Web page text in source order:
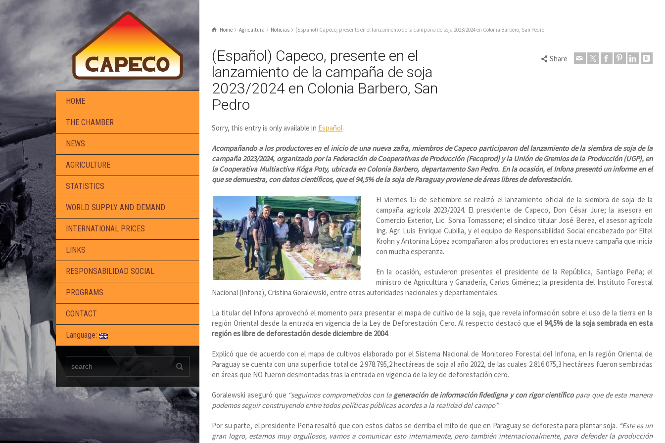
HOME
THE CHAMBER
NEWS
AGRICULTURE
STATISTICS
WORLD SUPPLY AND DEMAND
INTERNATIONAL PRICES
LINKS
RESPONSABILIDAD SOCIAL
PROGRAMS
CONTACT
Language:
Home Agricultura Noticias (Español) Capeco, presente en el lanzamiento de la campaña de soja 2023/2024 en Colonia Barbero, San Pedro
(Español) Capeco, presente en el
lanzamiento de la campaña de soja
2023/2024 en Colonia Barbero, San
Pedro
Share
Sorry, this entry is only available in Español.
Acompañando a los productores en el inicio de una nueva zafra, miembros de Capeco participaron del lanzamiento de la siembra de soja de la
campaña 2023/2024, organizado por la Federación de Cooperativas de Producción (Fecoprod) y la Unión de Gremios de la Producción (UGP), en
la Cooperativa Multiactiva Kóga Poty, ubicada en Colonia Barbero, departamento San Pedro. En la ocasión, el Infona presentó un informe en el
que se demuestra, con datos científicos, que el 94,5% de la soja de Paraguay proviene de áreas libres de deforestación.
El viernes 15 de setiembre se realizó el lanzamiento oficial de la siembra de soja de la
campaña agrícola 2023/2024. El presidente de Capeco, Don César Jure; la asesora en
Comercio Exterior, Lic. Sonia Tomassone; el síndico titular José Berea, el asesor agrícola
Ing. Agr. Luis Enrique Cubilla, y el equipo de Responsabilidad Social encabezado por Eitel
Krohn y Antonina López acompañaron a los productores en esta nueva campaña que inicia
con mucha esperanza.
En la ocasión, estuvieron presentes el presidente de la República, Santiago Peña; el
ministro de Agricultura y Ganadería, Carlos Giménez; la presidenta del Instituto Forestal
Nacional (Infona), Cristina Goralewski, entre otras autoridades nacionales y departamentales.
La titular del Infona aprovechó el momento para presentar el mapa de cultivo de la soja, que revela información sobre el uso de la tierra en la
región Oriental desde la entrada en vigencia de la Ley de Deforestación Cero. Al respecto destacó que el94,5% de la soja sembrada en esta
región es libre de deforestación desde diciembre de 2004.
Explicó que de acuerdo con el mapa de cultivos elaborado por el Sistema Nacional de Monitoreo Forestal del Infona, en la región Oriental de
Paraguay se cuenta con una superficie total de 2.978.795,2 hectáreas de soja al año 2022, de las cuales 2.816.075,3 hectáreas fueron sembradas
en áreas que NO fueron desmontadas tras la entrada en vigencia de la ley de deforestación cero.
Goralewski aseguró que “seguimos comprometidos con la generación de información fidedigna y con rigor científico para que de esta manera
podemos seguir construyendo entre todos políticas públicas acordes a la realidad del campo”.
Por su parte, el presidente Peña resaltó que con estos datos se derriba el mito de que en Paraguay se deforesta para plantar soja. “Este es un
gran logro, estamos muy orgullosos, vamos a comunicar esto internamente, pero también internacionalmente, para defender la producción